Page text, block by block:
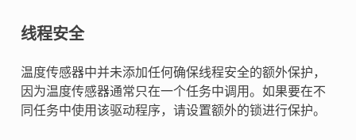
线程安全
温度传感器中并未添加任何确保线程安全的额外保护，
因为温度传感器通常只在一个任务中调用。如果要在不
同任务中使用该驱动程序，请设置额外的锁进行保护。